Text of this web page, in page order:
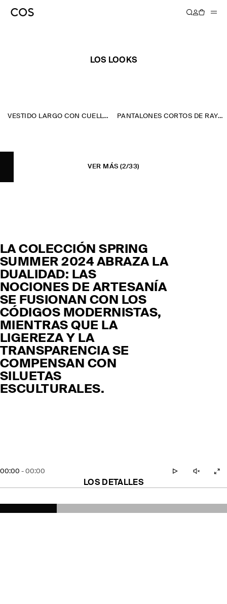
LOS LOOKS
VESTIDO LARGO CON CUELLO HALTER PLISADO PANTALONES CORTOS DE RAYA DIPLOMÁTICA
VER MÁS (2/33)
LA COLECCIÓN SPRING
SUMMER 2024 ABRAZA LA
DUALIDAD: LAS
NOCIONES DE ARTESANÍA
SE FUSIONAN CON LOS
CÓDIGOS MODERNISTAS,
MIENTRAS QUE LA
LIGEREZA Y LA
TRANSPARENCIA SE
COMPENSAN CON
SILUETAS
ESCULTURALES.
00:00 - 00:00
LOS DETALLES